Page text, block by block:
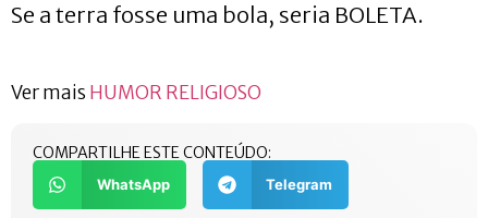
Se a terra fosse uma bola, seria BOLETA.
Ver mais HUMOR RELIGIOSO
COMPARTILHE ESTE CONTEÚDO:
WhatsApp Telegram